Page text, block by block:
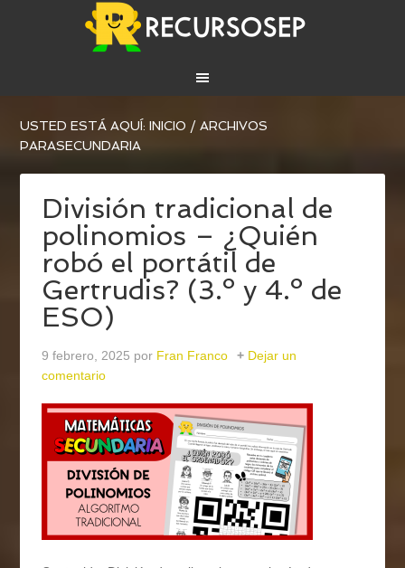
USTED ESTÁ AQUÍ:INICIO / ARCHIVOS
PARASECUNDARIA
División tradicional de
polinomios – ¿Quién
robó el portátil de
Gertrudis? (3.º y 4.º de
ESO)
9 febrero, 2025 por Fran Franco
Dejar un
comentario